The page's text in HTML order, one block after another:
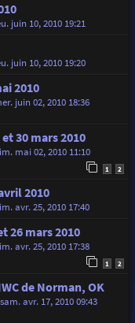
juin 10, 2010 19:21
juin 10, 2010 19:20
2010
juin 02, 2010 18:36
30 mars 2010
mai 02, 2010 11:10
1 2
2010
avr. 25, 2010 17:40
26 mars 2010
avr. 25, 2010 17:38
1 2
de Norman, OK
sam. avr. 17, 2010 09:43